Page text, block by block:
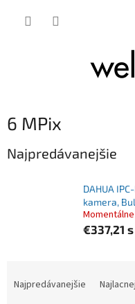
6 MPix
Najpredávanejšie
DAHUA
kamera,
€337,21
Najpredávanejšie